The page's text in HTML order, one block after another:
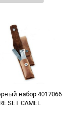
набор 4017066
SET CAMEL